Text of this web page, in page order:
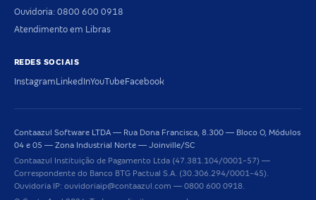
Ouvidoria: 0800 600 0918
Atendimento em Libras
REDES SOCIAIS
InstagramLinkedInYouTubeFacebook
Contaazul Software LTDA — Rua Dona Francisca, 8.300 — Bloco O, Módulos
04 e 05 — Zona Industrial Norte — Joinville/SC
Contaazul Instituição de Pagamento Ltda (47.381.104/0001-57) —
Correspondente do Banco BTG Pactual S.A. (30.306.294/0001-45).
Ouvidoria IP: ouvidoriaip@contaazul.com — 0800 600 0918.